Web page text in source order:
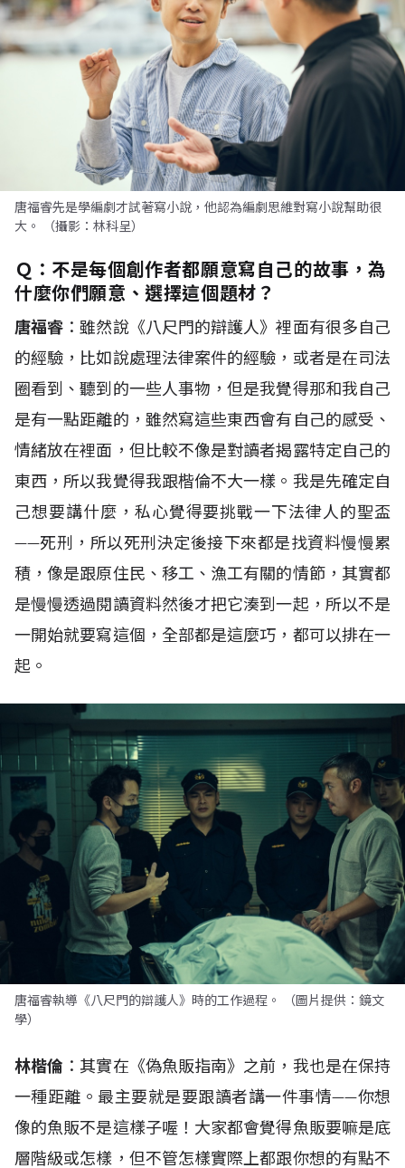
唐福睿先是學編劇才試著寫小說，他認為編劇思維對寫小說幫助很
大。 （攝影：林科呈）
Ｑ： 不是每個創作者都願意寫自己的故事，為
什麼你們願意、選擇這個題材？
唐福睿 ：雖然說《八尺門的辯護人》裡面有很多自己
的經驗，比如說處理法律案件的經驗，或者是在司法
圈看到、聽到的一些人事物，但是我覺得那和我自己
是有一點距離的，雖然寫這些東西會有自己的感受、
情緒放在裡面，但比較不像是對讀者揭露特定自己的
東西，所以我覺得我跟楷倫不大一樣。我是先確定自
己想要講什麼，私心覺得要挑戰一下法律人的聖盃
——死刑，所以死刑決定後接下來都是找資料慢慢累
積，像是跟原住民、移工、漁工有關的情節，其實都
是慢慢透過閱讀資料然後才把它湊到一起，所以不是
一開始就要寫這個，全部都是這麼巧，都可以排在一
起。
唐福睿執導《八尺門的辯護人》時的工作過程。 （圖片提供：鏡文
學）
林楷倫 ：其實在《偽魚販指南》之前，我也是在保持
一種距離。最主要就是要跟讀者講一件事情——你想
像的魚販不是這樣子喔！大家都會覺得魚販要嘛是底
層階級或怎樣，但不管怎樣實際上都跟你想的有點不